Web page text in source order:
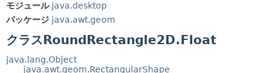
モジュール java.desktop
パッケージ java.awt.geom
クラスRoundRectangle2D.Float
java.lang.Object
java.awt.geom.RectangularShape